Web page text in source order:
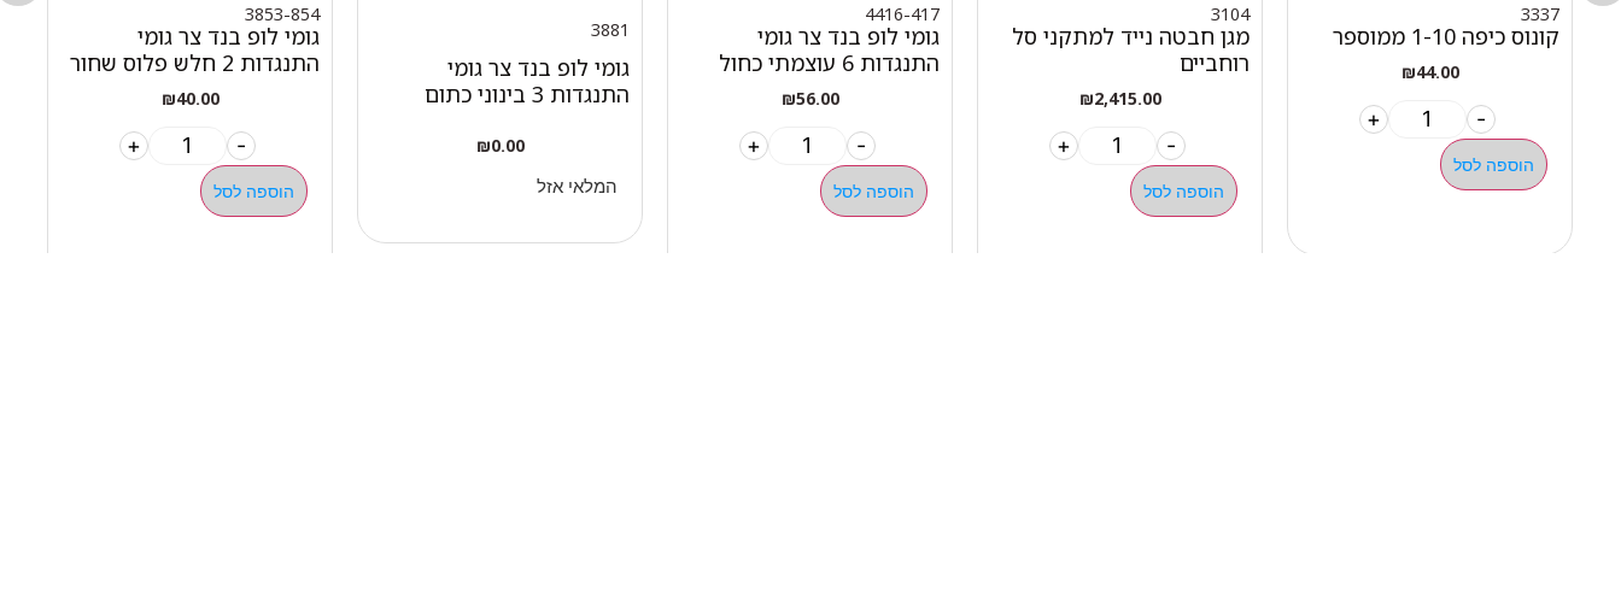
3337
קונוס כיפה 1-10 ממוספר
₪44.00
-
+
הוספה לסל
3104
מגן חבטה נייד למתקני סל
רוחביים
₪2,415.00
-
+
הוספה לסל
4416-417
גומי לופ בנד צר גומי
התנגדות 6 עוצמתי כחול
₪56.00
-
+
הוספה לסל
3881
גומי לופ בנד צר גומי
התנגדות 3 בינוני כתום
₪0.00
המלאי אזל
3853-854
גומי לופ בנד צר גומי
התנגדות 2 חלש פלוס שחור
₪40.00
-
+
הוספה לסל